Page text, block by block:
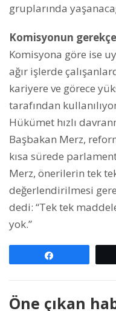
gruplarında
Komisyonun
Komisyona göre ise
ağır işlerde
kariyere ve görece
tarafından
Hükümet hızlı
Başbakan Merz,
kısa sürede
Merz, önerilerin tek
değerlendirilmesi
dedi: “Tek tek
yok.”
Öne çıkan